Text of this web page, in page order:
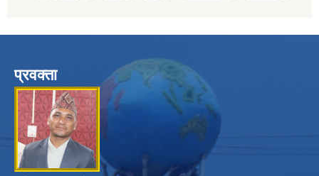
प्रवक्ता